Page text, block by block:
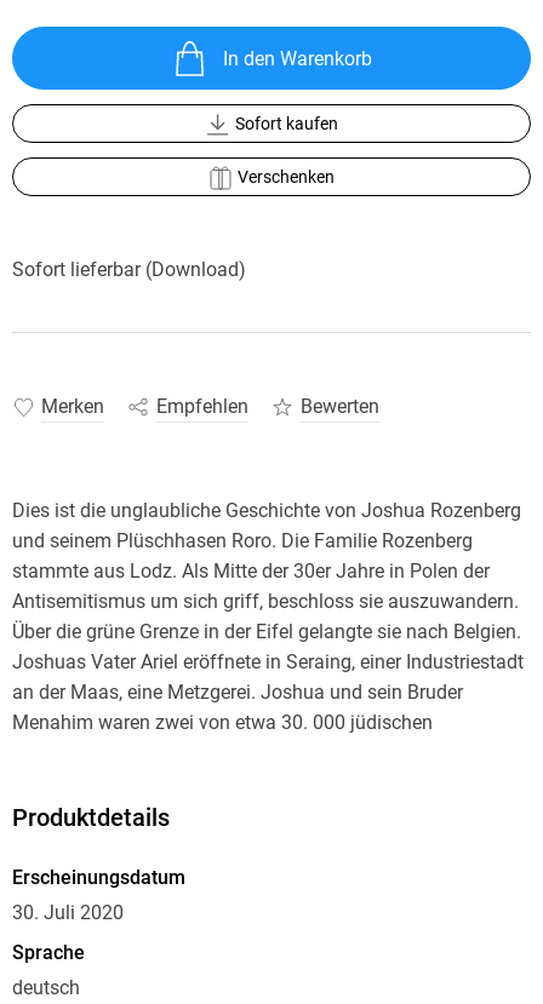
In den Warenkorb
Sofort kaufen
Verschenken
Sofort lieferbar (Download)
Merken Empfehlen Bewerten
Dies ist die unglaubliche Geschichte von Joshua Rozenberg
und seinem Plüschhasen Roro. Die Familie Rozenberg
stammte aus Lodz. Als Mitte der 30er Jahre in Polen der
Antisemitismus um sich griff, beschloss sie auszuwandern.
Über die grüne Grenze in der Eifel gelangte sie nach Belgien.
Joshuas Vater Ariel eröffnete in Seraing, einer Industriestadt
an der Maas, eine Metzgerei. Joshua und sein Bruder
Menahim waren zwei von etwa 30. 000 jüdischen
lebte Joshua von August 1942 bis zum September 1944 in
Dorf nahm der Pfarrer Marcel Stenne fünfzehn bis zwanzig
Jungen in der Ferienkolonie 'Au grand Air' auf. Bei den
unterhielten, überlebten zwanzig bis dreißig jüdische
Mädchen. Im Dezember 1944, als der Krieg schon vorüber
Produktdetails
Erscheinungsdatum
30. Juli 2020
Sprache
deutsch